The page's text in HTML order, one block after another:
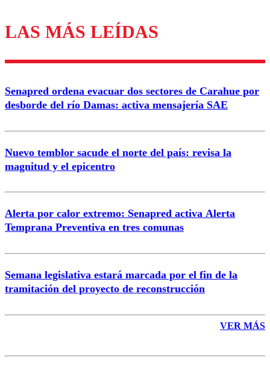
Los comentarios son moderados para garantizar un
diálogo respetuoso.
Correo
LAS MÁS LEÍDAS
Senapred ordena evacuar dos sectores de Carahue por
desborde del río Damas: activa mensajería SAE
Nuevo temblor sacude el norte del país: revisa la
magnitud y el epicentro
Alerta por calor extremo: Senapred activa Alerta
Temprana Preventiva en tres comunas
Semana legislativa estará marcada por el fin de la
tramitación del proyecto de reconstrucción
VER MÁS